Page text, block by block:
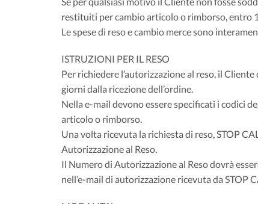
restituiti per cambio articolo o rimborso, entro
Le spese di reso e cambio merce sono
ISTRUZIONI PER IL RESO
Per richiedere l’autorizzazione al reso, il
giorni dalla ricezione dell’ordine.
Nella e-mail devono essere specificati i codici
articolo o rimborso.
Una volta ricevuta la richiesta di reso, STOP
Autorizzazione al Reso.
Il Numero di Autorizzazione al Reso dovrà
nell’e-mail di autorizzazione ricevuta da STOP